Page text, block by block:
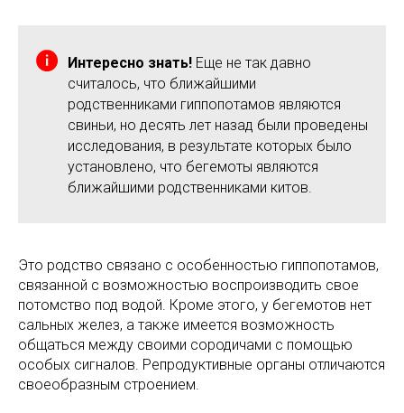
Интересно знать! Еще не так давно
считалось, что ближайшими
родственниками гиппопотамов являются
свиньи, но десять лет назад были проведены
исследования, в результате которых было
установлено, что бегемоты являются
ближайшими родственниками китов.
Это родство связано с особенностью гиппопотамов,
связанной с возможностью воспроизводить свое
потомство под водой. Кроме этого, у бегемотов нет
сальных желез, а также имеется возможность
общаться между своими сородичами с помощью
особых сигналов. Репродуктивные органы отличаются
своеобразным строением.